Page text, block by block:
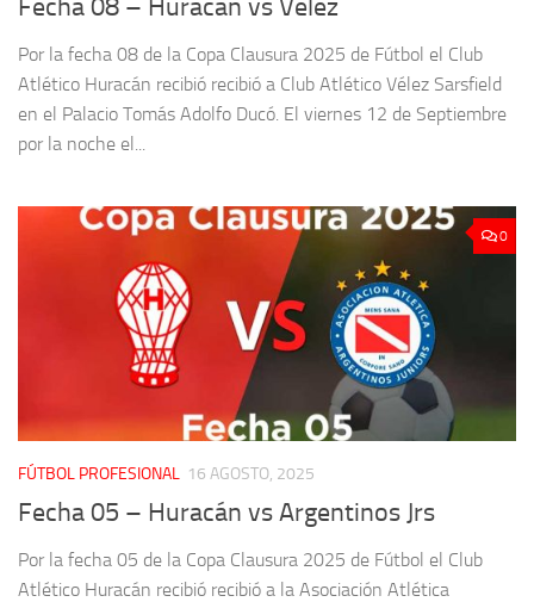
Fecha 08 – Huracán vs Vélez
Por la fecha 08 de la Copa Clausura 2025 de Fútbol el Club
Atlético Huracán recibió recibió a Club Atlético Vélez Sarsfield
en el Palacio Tomás Adolfo Ducó. El viernes 12 de Septiembre
por la noche el...
0
FÚTBOL PROFESIONAL 16 AGOSTO, 2025
Fecha 05 – Huracán vs Argentinos Jrs
Por la fecha 05 de la Copa Clausura 2025 de Fútbol el Club
Atlético Huracán recibió recibió a la Asociación Atlética